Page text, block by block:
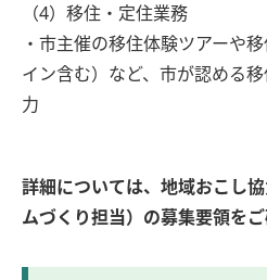
（4）移住・定住業務
・市主催の移住体験ツアーや
イン含む）など、市が認める
力
詳細については、地域おこし
ムづくり担当）の募集要領をご